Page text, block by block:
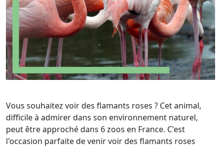
Vous souhaitez voir des flamants roses ? Cet animal,
difficile à admirer dans son environnement naturel,
peut être approché dans 6 zoos en France. C'est
l'occasion parfaite de venir voir des flamants roses